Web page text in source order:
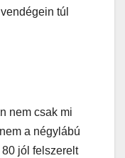
túl
nem csak mi
a négylábú
jól felszerelt